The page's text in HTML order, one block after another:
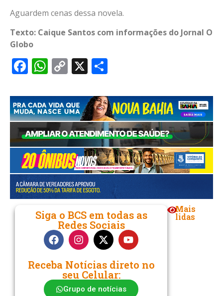
Aguardem cenas dessa novela.
Texto: Caique Santos com informações do Jornal O
Globo
Facebook
WhatsApp
Copy
Link
X
Siga o BCS em todas as
Redes Sociais
Receba Notícias direto no
seu Celular:
Grupo de notícias
Mais
lidas